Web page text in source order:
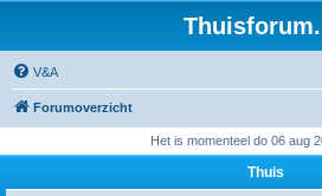
V&A
Forumoverzicht
Het is momenteel do 06 aug
Thuis